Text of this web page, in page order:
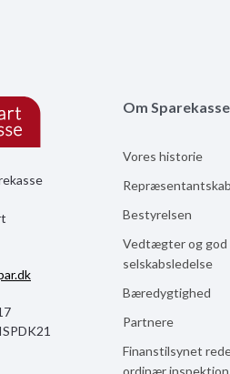
Om
Vores historie
Bestyrelsen
Vedtægter og god
selskabsledelse
Bæredygtighed
Partnere
Finanstilsynet
ordinær